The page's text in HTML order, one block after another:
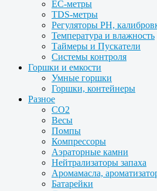
EC-метры
TDS-метры
Регуляторы PH,
Температура и влажность
Таймеры и Пускатели
Системы контроля
Горшки и емкости
Умные горшки
Горшки, контейнеры
Разное
CO2
Весы
Помпы
Компрессоры
Аэраторные камни
Нейтрализаторы запаха
Аромамасла,
Батарейки